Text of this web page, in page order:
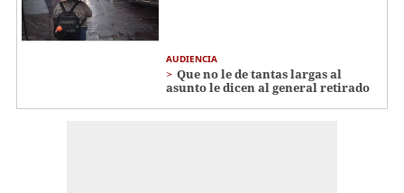
AUDIENCIA
Que no le de tantas largas al
asunto le dicen al general retirado